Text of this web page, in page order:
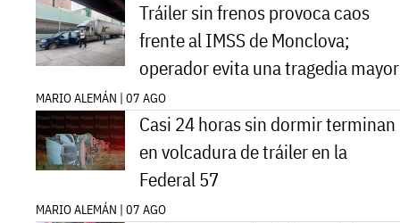
Tráiler sin frenos provoca caos
frente al IMSS de Monclova;
operador evita una tragedia mayor
MARIO ALEMÁN | 07 AGO
Casi 24 horas sin dormir terminan
en volcadura de tráiler en la
Federal 57
MARIO ALEMÁN | 07 AGO